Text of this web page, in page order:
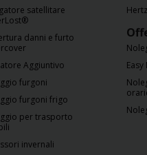
satellitare
danni e furto
Aggiuntivo
furgoni
furgoni frigo
per trasporto
invernali